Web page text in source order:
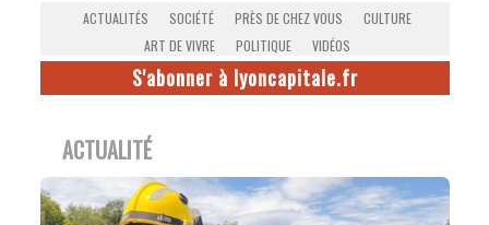
ACTUALITÉS SOCIÉTÉ PRÈS DE CHEZ VOUS
CULTURE
ART DE VIVRE
POLITIQUE VIDÉOS
S'abonner à lyoncapitale.fr
ACTUALITÉ